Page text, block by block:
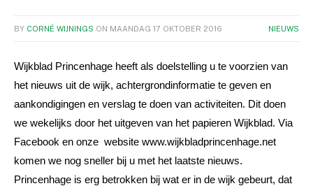
BY CORNÉ WIJNINGS ON MAANDAG 17 OKTOBER 2016 NIEUWS
Wijkblad Princenhage heeft als doelstelling u te voorzien van
het nieuws uit de wijk, achtergrondinformatie te geven en
aankondigingen en verslag te doen van activiteiten. Dit doen
we wekelijks door het uitgeven van het papieren Wijkblad. Via
Facebook en onze website www.wijkbladprincenhage.net
komen we nog sneller bij u met het laatste nieuws.
Princenhage is erg betrokken bij wat er in de wijk gebeurt, dat